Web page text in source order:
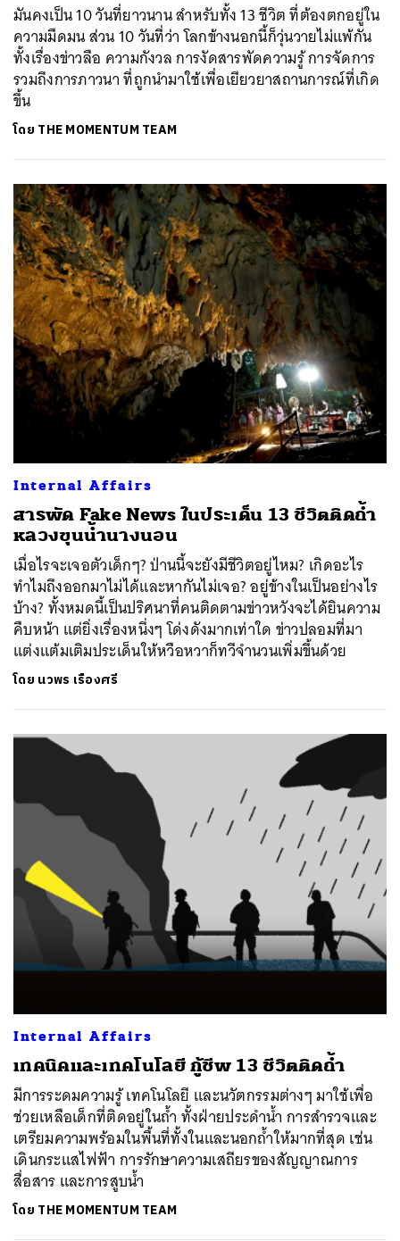
มันคงเป็น 10 วันที่ยาวนาน สำหรับทั้ง 13 ชีวิต ที่ต้องตกอยู่ใน
ความมืดมน ส่วน 10 วันที่ว่า โลกข้างนอกนี้ก็วุ่นวายไม่แพ้กัน
ทั้งเรื่องข่าวลือ ความกังวล การงัดสารพัดความรู้ การจัดการ
รวมถึงการภาวนา ที่ถูกนำมาใช้เพื่อเยียวยาสถานการณ์ที่เกิด
ขึ้น
โดย THE MOMENTUM TEAM
Internal Affairs
สารพัด Fake News ในประเด็น 13 ชีวิตติดถ้ำ
หลวงขุนน้ำนางนอน
เมื่อไรจะเจอตัวเด็กๆ? ป่านนี้จะยังมีชีวิตอยู่ไหม? เกิดอะไร
ทำไมถึงออกมาไม่ได้และหากันไม่เจอ? อยู่ข้างในเป็นอย่างไร
บ้าง? ทั้งหมดนี้เป็นปริศนาที่คนติดตามข่าวหวังจะได้ยินความ
คืบหน้า แต่ยิ่งเรื่องหนึ่งๆ โด่งดังมากเท่าใด ข่าวปลอมที่มา
แต่งแต้มเติมประเด็นให้หวือหวาก็ทวีจำนวนเพิ่มขึ้นด้วย
โดย นวพร เรืองศรี
Internal Affairs
เทคนิคและเทคโนโลยี กู้ชีพ 13 ชีวิตติดถ้ำ
มีการระดมความรู้ เทคโนโลยี และนวัตกรรมต่างๆ มาใช้เพื่อ
ช่วยเหลือเด็กที่ติดอยู่ในถ้ำ ทั้งฝ่ายประดำน้ำ การสำรวจและ
เตรียมความพร้อมในพื้นที่ทั้งในและนอกถ้ำให้มากที่สุด เช่น
เดินกระแสไฟฟ้า การรักษาความเสถียรของสัญญาณการ
สื่อสาร และการสูบน้ำ
โดย THE MOMENTUM TEAM